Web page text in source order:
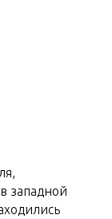
западной